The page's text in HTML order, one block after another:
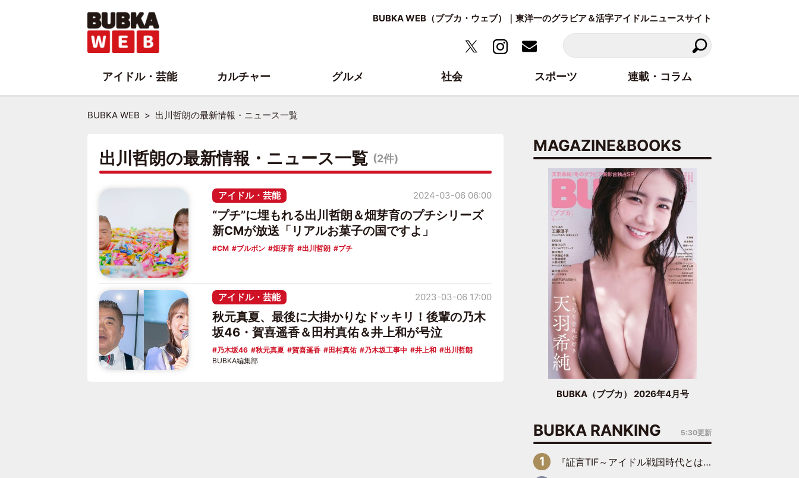
BUBKA WEB（ブブカ・ウェブ）｜東洋一のグラビア＆活字アイドルニュースサイト
BUBKA WEB 出川哲朗の最新情報・ニュース一覧
出川哲朗の最新情報・ニュース一覧 (2件)
アイドル・芸能
“プチ”に埋もれる出川哲朗＆畑芽育のプチシリーズ
新CMが放送「リアルお菓子の国ですよ」
CM ブルボン 畑芽育 出川哲朗 プチ
2024-03-06 06:00
アイドル・芸能
秋元真夏、最後に大掛かりなドッキリ！後輩の乃木
坂46・賀喜遥香＆田村真佑＆井上和が号泣
乃木坂46 秋元真夏 賀喜遥香 田村真佑 乃木坂工事中 井上和 出川哲朗
2023-03-06 17:00
BUBKA編集部
MAGAZINE&BOOKS
BUBKA（ブブカ） 2026年4月号
BUBKA RANKING 5:30更新
『証言TIF～アイドル戦国時代とはなんだったのか～』第6回：でんぱ組.inc・古川未鈴×相沢梨紗「『ハロプロやりたかったな』って言ったら、夢眠ねむさんに『てめえはでんぱ組．incなんだよ！』って肩パンされて(笑)」
アイドル・芸能 カルチャー グルメ 社会 スポーツ 連載・コラム